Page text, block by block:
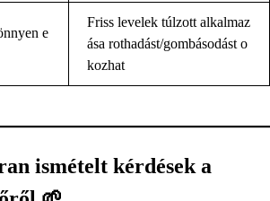
e
Friss levelek túlzott alkalmaz
ása rothadást/gombásodást o
kozhat
ismételt kérdések a